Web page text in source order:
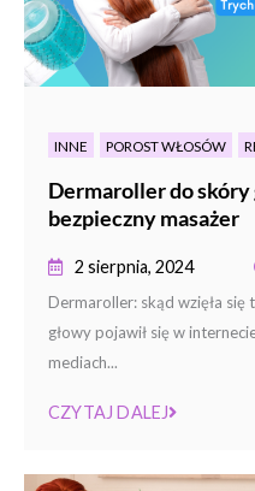
INNE POROST WŁOSÓW
Dermaroller do
bezpieczny masażer
2 sierpnia, 2024
Dermaroller: skąd wzięła
głowy pojawił się w
mediach...
CZYTAJ DALEJ